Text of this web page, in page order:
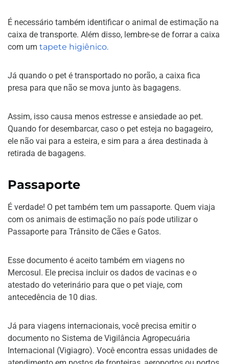
É necessário também identificar o animal de estimação na
caixa de transporte. Além disso, lembre-se de forrar a caixa
com um tapete higiênico.
Já quando o pet é transportado no porão, a caixa fica
presa para que não se mova junto às bagagens.
Assim, isso causa menos estresse e ansiedade ao pet.
Quando for desembarcar, caso o pet esteja no bagageiro,
ele não vai para a esteira, e sim para a área destinada à
retirada de bagagens.
Passaporte
É verdade! O pet também tem um passaporte. Quem viaja
com os animais de estimação no país pode utilizar o
Passaporte para Trânsito de Cães e Gatos.
Esse documento é aceito também em viagens no
Mercosul. Ele precisa incluir os dados de vacinas e o
atestado do veterinário para que o pet viaje, com
antecedência de 10 dias.
Já para viagens internacionais, você precisa emitir o
documento no Sistema de Vigilância Agropecuária
Internacional (Vigiagro). Você encontra essas unidades de